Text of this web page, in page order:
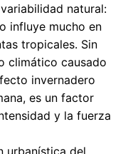
natural:
influye mucho en
tropicales. Sin
climático causado
invernadero
es un factor
y la fuerza